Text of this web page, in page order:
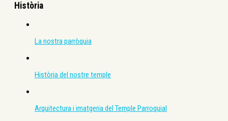
Història
La nostra parròquia
Història del nostre temple
Arquitectura i imatgeria del Temple Parroquial